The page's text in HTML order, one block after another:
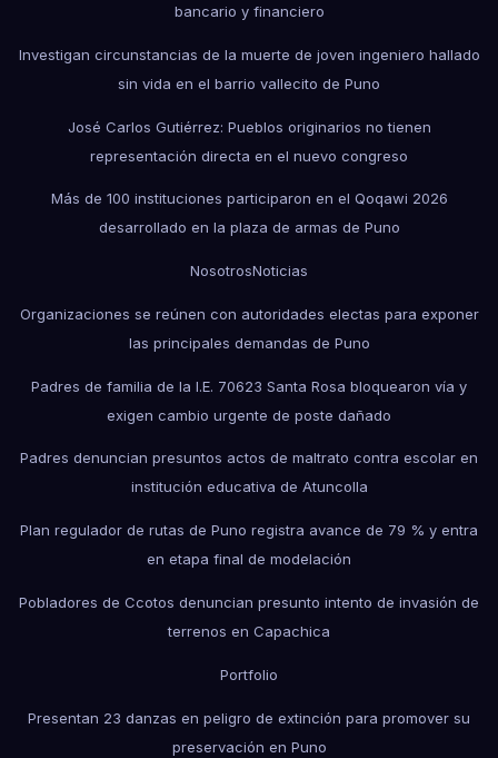
bancario y financiero
Investigan circunstancias de la muerte de joven ingeniero hallado
sin vida en el barrio vallecito de Puno
José Carlos Gutiérrez: Pueblos originarios no tienen
representación directa en el nuevo congreso
Más de 100 instituciones participaron en el Qoqawi 2026
desarrollado en la plaza de armas de Puno
NosotrosNoticias
Organizaciones se reúnen con autoridades electas para exponer
las principales demandas de Puno
Padres de familia de la I.E. 70623 Santa Rosa bloquearon vía y
exigen cambio urgente de poste dañado
Padres denuncian presuntos actos de maltrato contra escolar en
institución educativa de Atuncolla
Plan regulador de rutas de Puno registra avance de 79 % y entra
en etapa final de modelación
Pobladores de Ccotos denuncian presunto intento de invasión de
terrenos en Capachica
Portfolio
Presentan 23 danzas en peligro de extinción para promover su
preservación en Puno